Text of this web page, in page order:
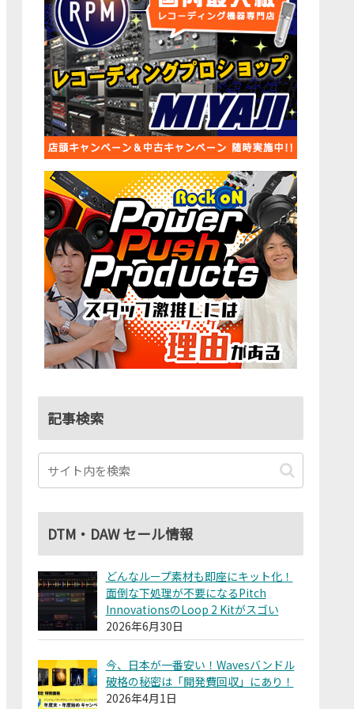
記事検索
DTM・DAW セール情報
どんなループ素材も即座にキット化！
面倒な下処理が不要になるPitch
InnovationsのLoop 2 Kitがスゴい
2026年6月30日
今、日本が一番安い！Wavesバンドル
破格の秘密は「開発費回収」にあり！
2026年4月1日